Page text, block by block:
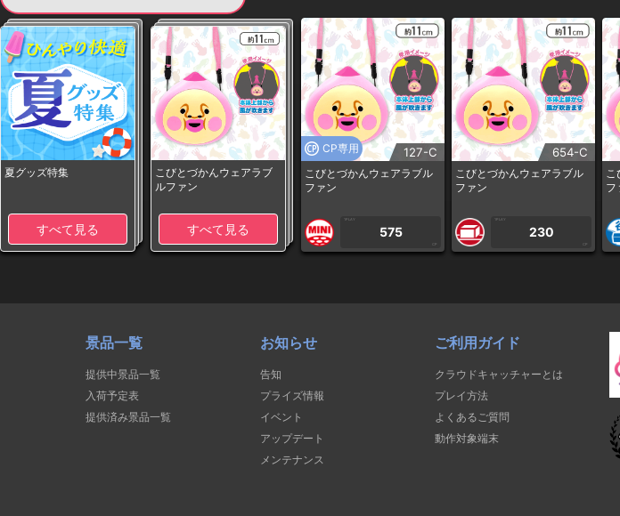
夏グッズ特集
すべて見る
こびとづかんウェアラブ
ルファン
すべて見る
CP専用 127-C
こびとづかんウェアラブル
ファン
1PLAY
575
CP
654-C
こびとづかんウェアラブル
ファン
1PLAY
230
CP
こ
フ
景品一覧
提供中景品一覧
入荷予定表
提供済み景品一覧
お知らせ
告知
プライズ情報
イベント
アップデート
メンテナンス
ご利用ガイド
クラウドキャッチャーとは
プレイ方法
よくあるご質問
動作対象端末